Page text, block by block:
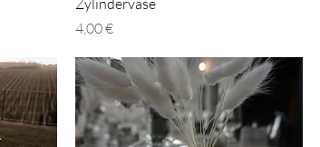
Zylindervase
Preis
4,00 €